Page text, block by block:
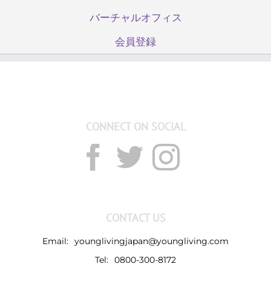
バーチャルオフィス
会員登録
CONNECT ON SOCIAL
CONTACT US
Email: younglivingjapan@youngliving.com
Tel: 0800-300-8172